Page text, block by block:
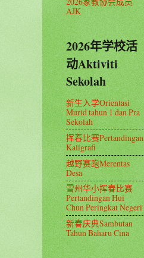
AJK
2026年学校活
动Aktiviti
Sekolah
新生入学Orientasi
Murid tahun 1 dan Pra
Sekolah
挥春比赛Pertandingan
Kaligrafi
越野赛跑Merentas
Desa
雪州华小挥春比赛
Pertandingan Hui
Chun Peringkat Negeri
新春庆典Sambutan
Tahun Baharu Cina